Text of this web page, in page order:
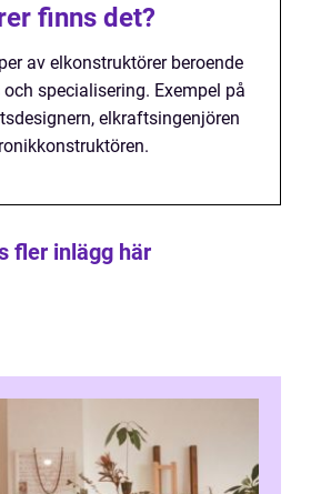
finns det?
av elkonstruktörer beroende
specialisering. Exempel på
elkraftsingenjören
fler inlägg här